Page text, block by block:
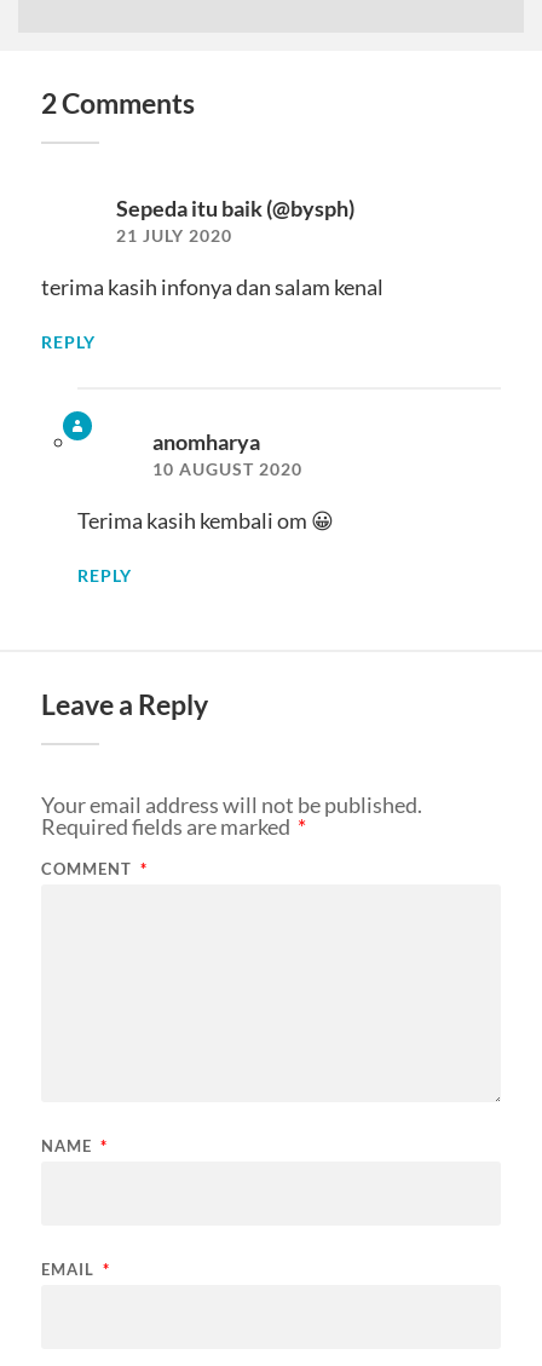
2 Comments
Sepeda itu baik (@bysph)
21 JULY 2020
terima kasih infonya dan salam kenal
REPLY
anomharya
10 AUGUST 2020
Terima kasih kembali om 😀
REPLY
Leave a Reply
Your email address will not be published.
Required fields are marked *
COMMENT *
NAME *
EMAIL *